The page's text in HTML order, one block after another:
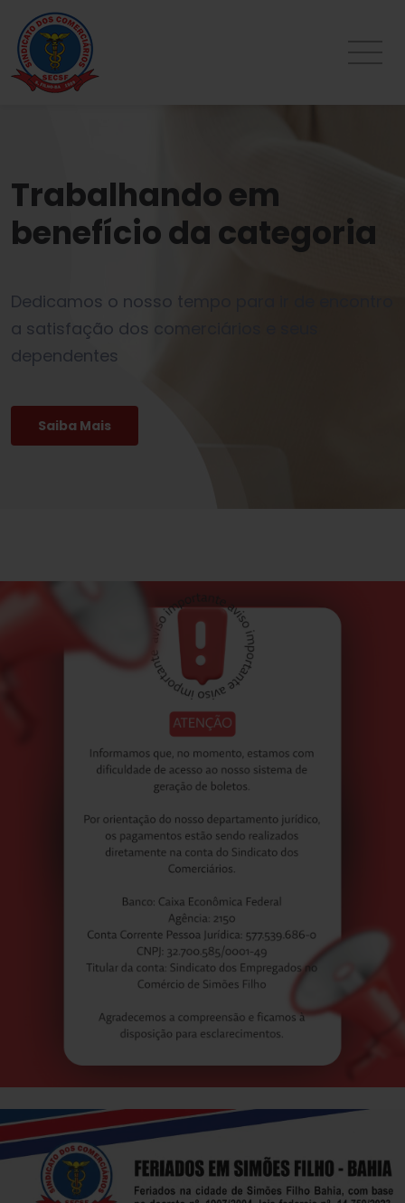
Trabalhando em
benefício da categoria
Dedicamos o nosso tempo para ir de encontro
a satisfação dos comerciários e seus
dependentes
Saiba Mais